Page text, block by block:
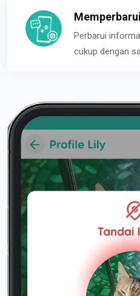
Perbarui
cukup dengan